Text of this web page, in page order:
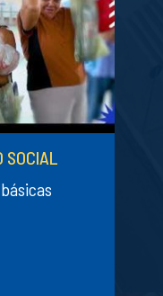
SOCIAL